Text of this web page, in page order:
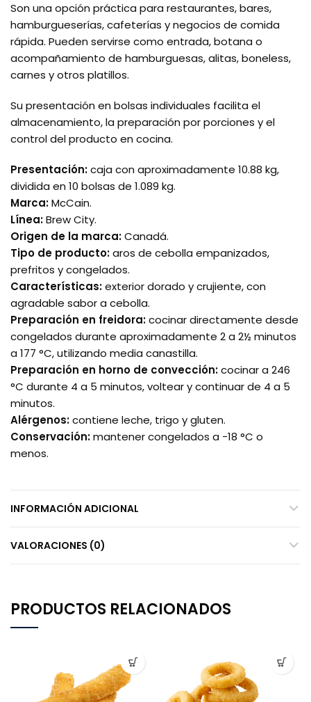
Son una opción práctica para restaurantes, bares,
hamburgueserías, cafeterías y negocios de comida
rápida. Pueden servirse como entrada, botana o
acompañamiento de hamburguesas, alitas, boneless,
carnes y otros platillos.
Su presentación en bolsas individuales facilita el
almacenamiento, la preparación por porciones y el
control del producto en cocina.
Presentación:caja con aproximadamente 10.88 kg,
dividida en 10 bolsas de 1.089 kg.
Marca:McCain.
Línea:Brew City.
Origen de la marca:Canadá.
Tipo de producto:aros de cebolla empanizados,
prefritos y congelados.
Características:exterior dorado y crujiente, con
agradable sabor a cebolla.
Preparación en freidora:cocinar directamente desde
congelados durante aproximadamente 2 a 2½ minutos
a 177 °C, utilizando media canastilla.
Preparación en horno de convección:cocinar a 246
°C durante 4 a 5 minutos, voltear y continuar de 4 a 5
minutos.
Alérgenos:contiene leche, trigo y gluten.
Conservación:mantener congelados a −18 °C o
menos.
INFORMACIÓN ADICIONAL
VALORACIONES (0)
PRODUCTOS RELACIONADOS